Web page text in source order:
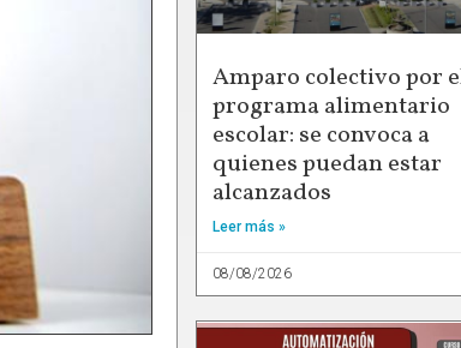
Amparo colectivo por
programa alimentario
escolar: se convoca a
quienes puedan estar
alcanzados
Leer más »
08/08/2026